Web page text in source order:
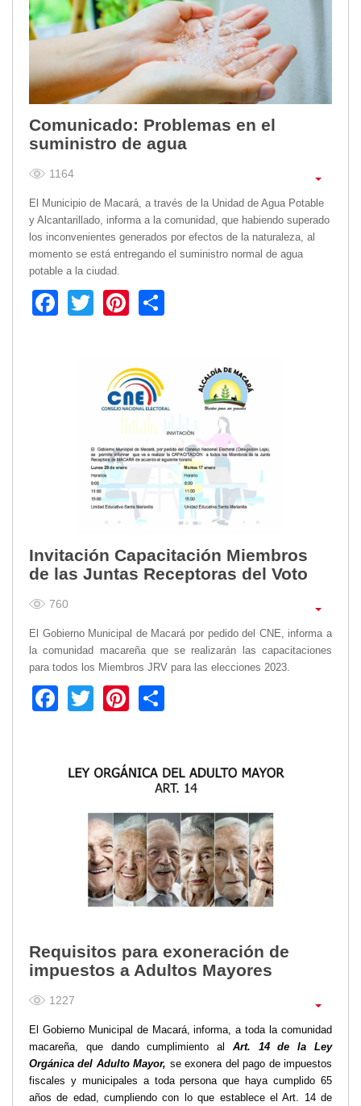
Comunicado: Problemas en el
suministro de agua
1164
El Municipio de Macará, a través de la Unidad de Agua Potable
y Alcantarillado, informa a la comunidad, que habiendo superado
los inconvenientes generados por efectos de la naturaleza, al
momento se está entregando el suministro normal de agua
potable a la ciudad.
Facebook
TwitterPinterest
Invitación Capacitación Miembros
de las Juntas Receptoras del Voto
760
El Gobierno Municipal de Macará por pedido del CNE, informa a
la comunidad macareña que se realizarán las capacitaciones
para todos los Miembros JRV para las elecciones 2023.
Facebook
TwitterPinterest
Requisitos para exoneración de
impuestos a Adultos Mayores
1227
El Gobierno Municipal de Macará, informa, a toda la comunidad
macareña, que dando cumplimiento al Art. 14 de la Ley
Orgánica del Adulto Mayor, se exonera del pago de impuestos
fiscales y municipales a toda persona que haya cumplido 65
años de edad, cumpliendo con lo que establece el Art. 14 de